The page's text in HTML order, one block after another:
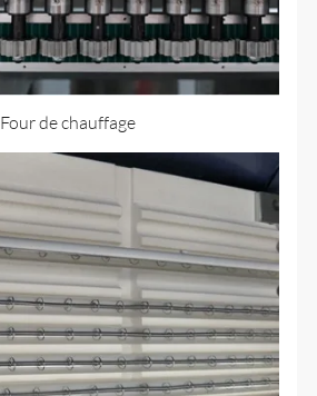
Four de chauffage